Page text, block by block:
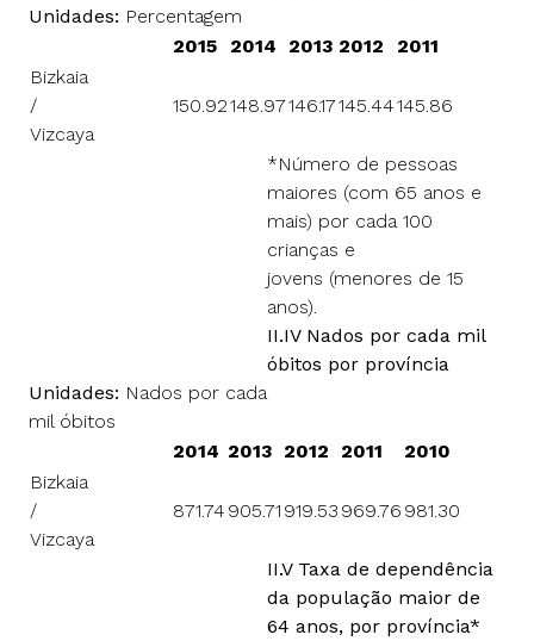
Unidades: Percentagem
2015
2014 2013 2012
2011
Bizkaia
/
Vizcaya
150.92148.97146.17145.44145.86
*Número de pessoas
maiores (com 65 anos e
mais) por cada 100
crianças e
jovens (menores de 15
anos).
II.IV Nados por cada mil
óbitos por província
Unidades: Nados por cada
mil óbitos
2014 2013 2012 2011
2010
Bizkaia
/
Vizcaya
871.74 905.71 919.53 969.76 981.30
II.V Taxa de dependência
da população maior de
64 anos, por província*